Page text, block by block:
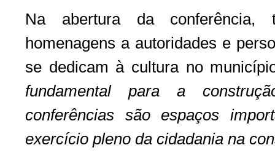
Na abertura da conferência,
homenagens a autoridades e
se dedicam à cultura no
fundamental para a
conferências são espaços
exercício pleno da cidadania na